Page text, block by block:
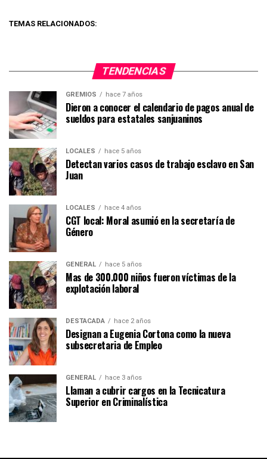
TEMAS RELACIONADOS:
TENDENCIAS
GREMIOS hace 7 años
Dieron a conocer el calendario de pagos anual de
sueldos para estatales sanjuaninos
LOCALES hace 5 años
Detectan varios casos de trabajo esclavo en San
Juan
LOCALES hace 4 años
CGT local: Moral asumió en la secretaría de
Género
GENERAL hace 5 años
Mas de 300.000 niños fueron víctimas de la
explotación laboral
DESTACADA hace 2 años
Designan a Eugenia Cortona como la nueva
subsecretaria de Empleo
GENERAL hace 3 años
Llaman a cubrir cargos en la Tecnicatura
Superior en Criminalística